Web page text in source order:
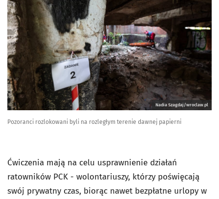
Nadia Szagdaj/wroclaw.pl
Pozoranci rozlokowani byli na rozległym terenie dawnej papierni
Ćwiczenia mają na celu usprawnienie działań
ratowników PCK - wolontariuszy, którzy poświęcają
swój prywatny czas, biorąc nawet bezpłatne urlopy w